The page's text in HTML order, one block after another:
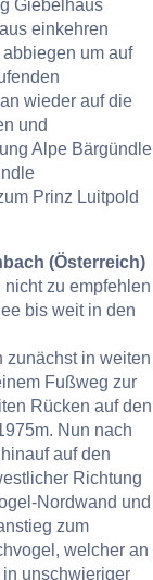
Giebelhaus
einkehren
um auf
wieder auf die
und
Alpe Bärgündle
Prinz Luitpold
(Österreich)
zu empfehlen
bis weit in den
zunächst in weiten
Fußweg zur
Rücken auf den
Nun nach
auf den
Richtung
Nordwand und
zum
welcher an
unschwieriger